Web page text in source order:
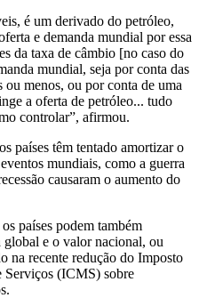
é um derivado do petróleo,
e demanda mundial por essa
da taxa de câmbio [no caso do
mundial, seja por conta das
ou menos, ou por conta de uma
a oferta de petróleo... tudo
controlar”, afirmou.
países têm tentado amortizar o
mundiais, como a guerra
causaram o aumento do
países podem também
global e o valor nacional, ou
na recente redução do Imposto
Serviços (ICMS) sobre